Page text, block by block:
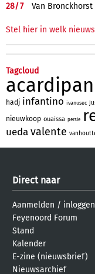
28/7 Van
Stel hier in welk
Tagcloud
hadj infantino ivanusec
nieuwkoop ouaissa persie
uedavalente
Direct naar
Aanmelden / inloggen
Feyenoord Forum
Stand
Kalender
E-zine (nieuwsbrief)
Nieuwsarchief